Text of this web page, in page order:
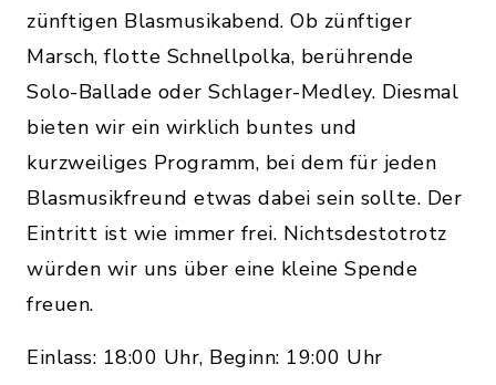
zünftigen Blasmusikabend. Ob zünftiger
Marsch, flotte Schnellpolka, berührende
Solo-Ballade oder Schlager-Medley. Diesmal
bieten wir ein wirklich buntes und
kurzweiliges Programm, bei dem für jeden
Blasmusikfreund etwas dabei sein sollte. Der
Eintritt ist wie immer frei. Nichtsdestotrotz
würden wir uns über eine kleine Spende
freuen.
Einlass: 18:00 Uhr, Beginn: 19:00 Uhr